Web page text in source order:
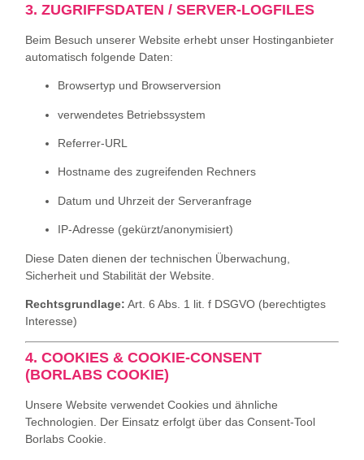
3. ZUGRIFFSDATEN / SERVER-LOGFILES
Beim Besuch unserer Website erhebt unser Hostinganbieter
automatisch folgende Daten:
Browsertyp und Browserversion
verwendetes Betriebssystem
Referrer-URL
Hostname des zugreifenden Rechners
Datum und Uhrzeit der Serveranfrage
IP-Adresse (gekürzt/anonymisiert)
Diese Daten dienen der technischen Überwachung,
Sicherheit und Stabilität der Website.
Rechtsgrundlage: Art. 6 Abs. 1 lit. f DSGVO (berechtigtes
Interesse)
4. COOKIES & COOKIE-CONSENT
(BORLABS COOKIE)
Unsere Website verwendet Cookies und ähnliche
Technologien. Der Einsatz erfolgt über das Consent‑Tool
Borlabs Cookie.